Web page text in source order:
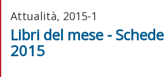
Attualità, 2015-1
Libri del mese -
2015